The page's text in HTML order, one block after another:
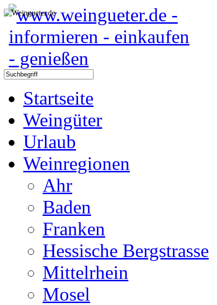
Startseite
Weingüter
Urlaub
Weinregionen
Ahr
Baden
Franken
Hessische Bergstrasse
Mittelrhein
Mosel